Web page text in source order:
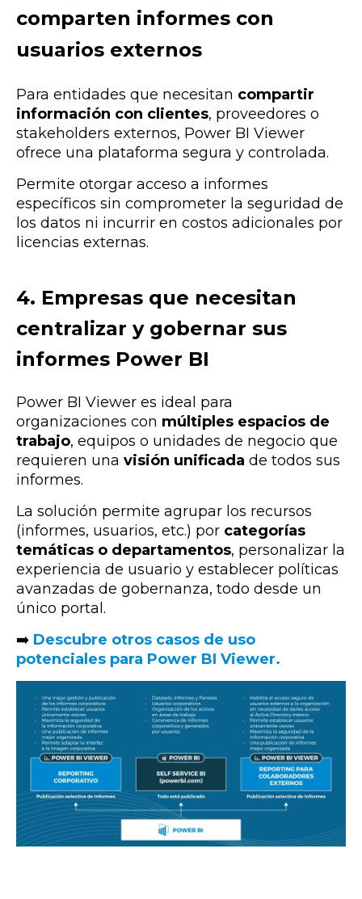
comparten informes con
usuarios externos
Para entidades que necesitan compartir
información con clientes, proveedores o
stakeholders externos, Power BI Viewer
ofrece una plataforma segura y controlada.
Permite otorgar acceso a informes
específicos sin comprometer la seguridad de
los datos ni incurrir en costos adicionales por
licencias externas.
4. Empresas que necesitan
centralizar y gobernar sus
informes Power BI
Power BI Viewer es ideal para
organizaciones con múltiples espacios de
trabajo, equipos o unidades de negocio que
requieren una visión unificada de todos sus
informes.
La solución permite agrupar los recursos
(informes, usuarios, etc.) por categorías
temáticas o departamentos, personalizar la
experiencia de usuario y establecer políticas
avanzadas de gobernanza, todo desde un
único portal.
➡️ Descubre otros casos de uso
potenciales para Power BI Viewer.